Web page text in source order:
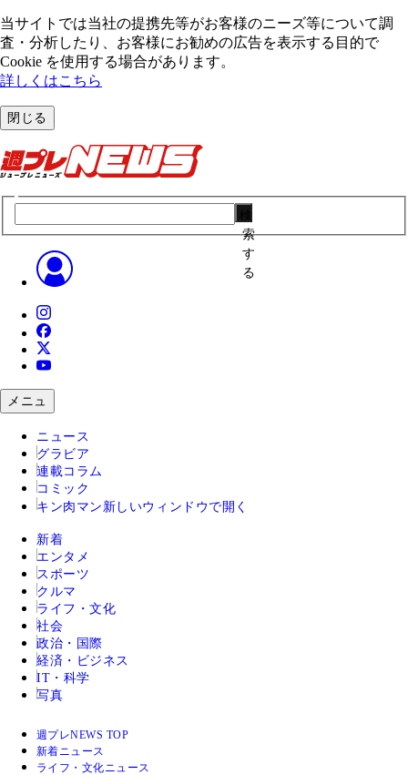
当サイトでは当社の提携先等がお客様のニーズ等について調
査・分析したり、お客様にお勧めの広告を表⽰する⽬的で
Cookie を使⽤する場合があります。
詳しくはこちら
閉じる
索
す
る
メニュ
ニュース
グラビア
連載コラム
コミック
キン肉マン 新しいウィンドウで開く
新着
エンタメ
スポーツ
クルマ
ライフ・文化
社会
政治・国際
経済・ビジネス
IT・科学
写真
週プレNEWS TOP
新着ニュース
ライフ・文化ニュース